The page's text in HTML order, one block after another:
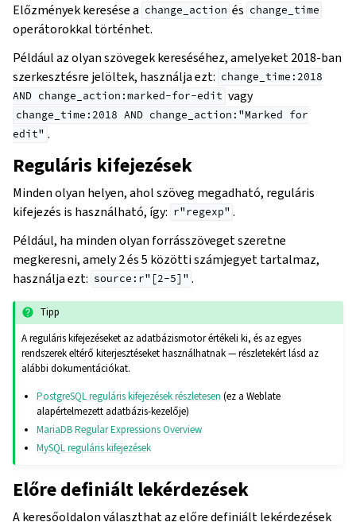
Előzmények keresése a change_action és change_time
operátorokkal történhet.
Például az olyan szövegek kereséséhez, amelyeket 2018-ban
szerkesztésre jelöltek, használja ezt: change_time:2018
AND change_action:marked-for-edit vagy
change_time:2018 AND change_action:"Marked for
edit" .
Reguláris kifejezések
Minden olyan helyen, ahol szöveg megadható, reguláris
kifejezés is használható, így: r"regexp" .
Például, ha minden olyan forrásszöveget szeretne
megkeresni, amely 2 és 5 közötti számjegyet tartalmaz,
használja ezt: source:r"[2-5]" .
Tipp
A reguláris kifejezéseket az adatbázismotor értékeli ki, és az egyes
rendszerek eltérő kiterjesztéseket használhatnak — részletekért lásd az
alábbi dokumentációkat.
PostgreSQL reguláris kifejezések részletesen (ez a Weblate
alapértelmezett adatbázis-kezelője)
MariaDB Regular Expressions Overview
MySQL reguláris kifejezések
Előre definiált lekérdezések
A keresőoldalon választhat az előre definiált lekérdezések